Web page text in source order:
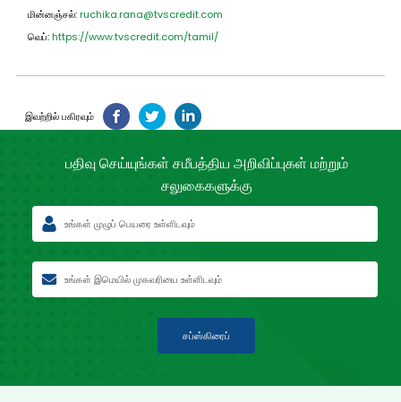
மின்னஞ்சல்: ruchika.rana@tvscredit.com
வெப்: https://www.tvscredit.com/tamil/
இவற்றில் பகிரவும்
பதிவு செய்யுங்கள் சமீபத்திய அறிவிப்புகள் மற்றும்
சலுகைகளுக்கு
சப்ஸ்கிரைப்